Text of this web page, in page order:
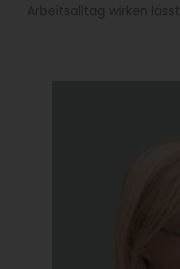
Arbeitsalltag wirken lässt.